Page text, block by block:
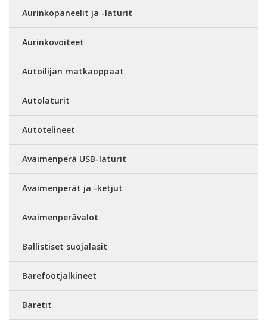
Aurinkopaneelit ja -laturit
Aurinkovoiteet
Autoilijan matkaoppaat
Autolaturit
Autotelineet
Avaimenperä USB-laturit
Avaimenperät ja -ketjut
Avaimenperävalot
Ballistiset suojalasit
Barefootjalkineet
Baretit